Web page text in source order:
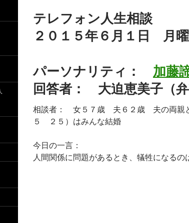
テレフォン人生相談
２０１５年６月１日 月
パーソナリティ： 加藤
回答者： 大迫恵美子（弁
相談者： 女５７歳 夫６２歳 夫の両親
５ ２５）はみんな結婚
今日の一言：
人間関係に問題があるとき、犠牲になるの